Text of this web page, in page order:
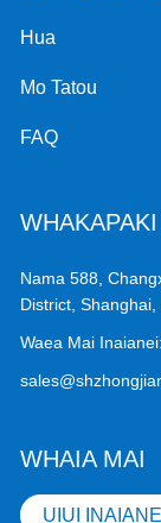
Hua
Mo Tatou
FAQ
Nama 588,
District, Shanghai,
Waea Mai Inaianei:
WHAIA MAI
UIUI INAIANEI